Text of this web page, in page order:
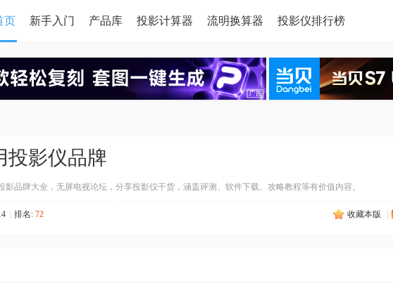
页 新手入门 产品库 投影计算器 流明换算器 投影仪排行榜
投影仪品牌
影品牌大全，无屏电视论坛，分享投影仪干货，涵盖评测、软件下载、攻略教程等有价值内容。
排名: 72 收藏本版